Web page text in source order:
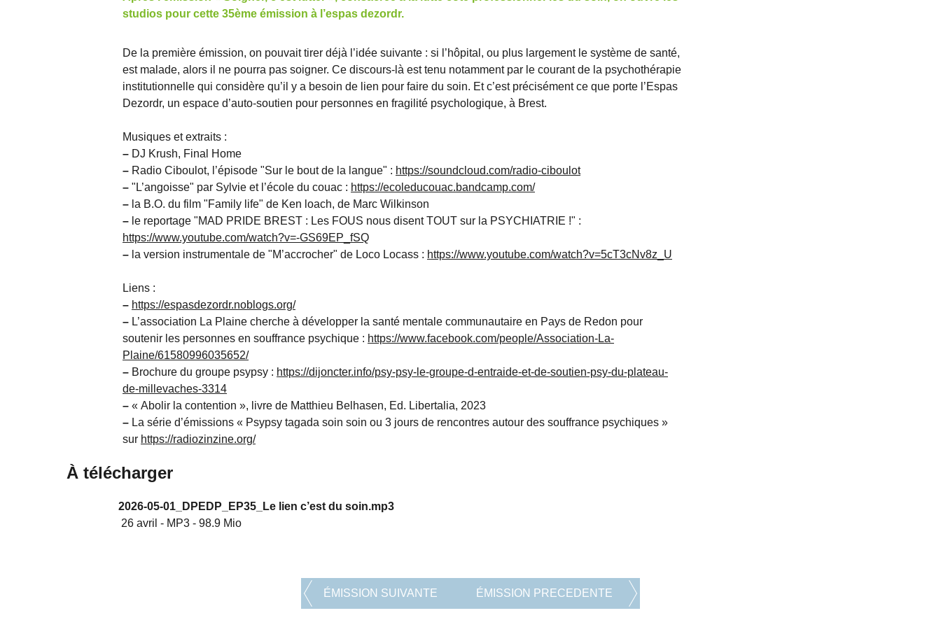
studios pour cette 35ème émission à l’espas dezordr.
De la première émission, on pouvait tirer déjà l’idée suivante : si l’hôpital, ou plus largement le système de santé,
est malade, alors il ne pourra pas soigner. Ce discours-là est tenu notamment par le courant de la psychothérapie
institutionnelle qui considère qu’il y a besoin de lien pour faire du soin. Et c’est précisément ce que porte l’Espas
Dezordr, un espace d’auto-soutien pour personnes en fragilité psychologique, à Brest.
Musiques et extraits :
– DJ Krush, Final Home
– Radio Ciboulot, l’épisode "Sur le bout de la langue" : https://soundcloud.com/radio-ciboulot
– "L’angoisse" par Sylvie et l’école du couac : https://ecoleducouac.bandcamp.com/
– la B.O. du film "Family life" de Ken loach, de Marc Wilkinson
– le reportage "MAD PRIDE BREST : Les FOUS nous disent TOUT sur la PSYCHIATRIE !" :
https://www.youtube.com/watch?v=-GS69EP_fSQ
– la version instrumentale de "M’accrocher" de Loco Locass : https://www.youtube.com/watch?v=5cT3cNv8z_U
Liens :
– https://espasdezordr.noblogs.org/
– L’association La Plaine cherche à développer la santé mentale communautaire en Pays de Redon pour
soutenir les personnes en souffrance psychique : https://www.facebook.com/people/Association-La-
Plaine/61580996035652/
– Brochure du groupe psypsy : https://dijoncter.info/psy-psy-le-groupe-d-entraide-et-de-soutien-psy-du-plateau-
de-millevaches-3314
– « Abolir la contention », livre de Matthieu Belhasen, Ed. Libertalia, 2023
– La série d’émissions « Psypsy tagada soin soin ou 3 jours de rencontres autour des souffrance psychiques »
sur https://radiozinzine.org/
À télécharger
2026-05-01_DPEDP_EP35_Le lien c’est du soin.mp3
26 avril - MP3 - 98.9 Mio
ÉMISSION SUIVANTE ÉMISSION PRECEDENTE